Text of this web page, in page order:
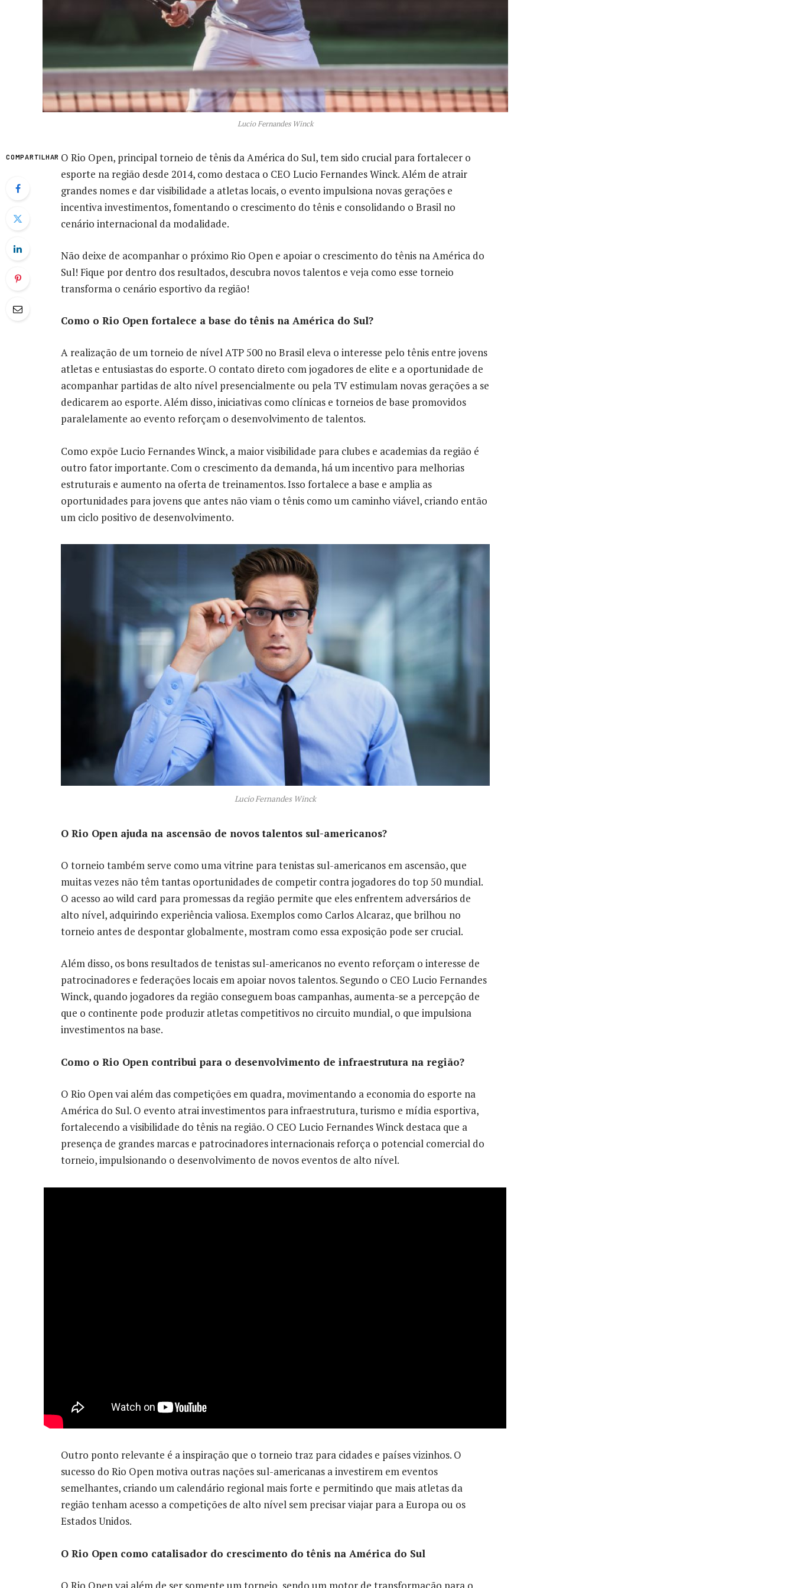
Lucio Fernandes Winck
COMPARTILHAR O Rio Open, principal torneio de tênis da América do Sul, tem sido crucial para fortalecer o
esporte na região desde 2014, como destaca o CEO Lucio Fernandes Winck. Além de atrair
grandes nomes e dar visibilidade a atletas locais, o evento impulsiona novas gerações e
incentiva investimentos, fomentando o crescimento do tênis e consolidando o Brasil no
cenário internacional da modalidade.
Não deixe de acompanhar o próximo Rio Open e apoiar o crescimento do tênis na América do
Sul! Fique por dentro dos resultados, descubra novos talentos e veja como esse torneio
transforma o cenário esportivo da região!
Como o Rio Open fortalece a base do tênis na América do Sul?
A realização de um torneio de nível ATP 500 no Brasil eleva o interesse pelo tênis entre jovens
atletas e entusiastas do esporte. O contato direto com jogadores de elite e a oportunidade de
acompanhar partidas de alto nível presencialmente ou pela TV estimulam novas gerações a se
dedicarem ao esporte. Além disso, iniciativas como clínicas e torneios de base promovidos
paralelamente ao evento reforçam o desenvolvimento de talentos.
Como expõe Lucio Fernandes Winck, a maior visibilidade para clubes e academias da região é
outro fator importante. Com o crescimento da demanda, há um incentivo para melhorias
estruturais e aumento na oferta de treinamentos. Isso fortalece a base e amplia as
oportunidades para jovens que antes não viam o tênis como um caminho viável, criando então
um ciclo positivo de desenvolvimento.
Lucio Fernandes Winck
O Rio Open ajuda na ascensão de novos talentos sul-americanos?
O torneio também serve como uma vitrine para tenistas sul-americanos em ascensão, que
muitas vezes não têm tantas oportunidades de competir contra jogadores do top 50 mundial.
O acesso ao wild card para promessas da região permite que eles enfrentem adversários de
alto nível, adquirindo experiência valiosa. Exemplos como Carlos Alcaraz, que brilhou no
torneio antes de despontar globalmente, mostram como essa exposição pode ser crucial.
Além disso, os bons resultados de tenistas sul-americanos no evento reforçam o interesse de
patrocinadores e federações locais em apoiar novos talentos. Segundo o CEO Lucio Fernandes
Winck, quando jogadores da região conseguem boas campanhas, aumenta-se a percepção de
que o continente pode produzir atletas competitivos no circuito mundial, o que impulsiona
investimentos na base.
Como o Rio Open contribui para o desenvolvimento de infraestrutura na região?
O Rio Open vai além das competições em quadra, movimentando a economia do esporte na
América do Sul. O evento atrai investimentos para infraestrutura, turismo e mídia esportiva,
fortalecendo a visibilidade do tênis na região. O CEO Lucio Fernandes Winck destaca que a
presença de grandes marcas e patrocinadores internacionais reforça o potencial comercial do
torneio, impulsionando o desenvolvimento de novos eventos de alto nível.
Outro ponto relevante é a inspiração que o torneio traz para cidades e países vizinhos. O
sucesso do Rio Open motiva outras nações sul-americanas a investirem em eventos
semelhantes, criando um calendário regional mais forte e permitindo que mais atletas da
região tenham acesso a competições de alto nível sem precisar viajar para a Europa ou os
Estados Unidos.
O Rio Open como catalisador do crescimento do tênis na América do Sul
O Rio Open vai além de ser somente um torneio, sendo um motor de transformação para o